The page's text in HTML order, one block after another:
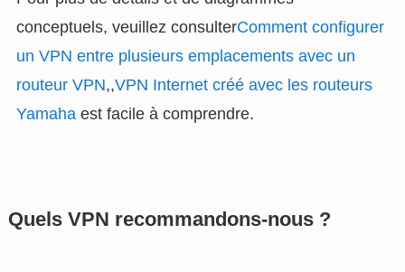
conceptuels, veuillez consulterComment configurer
un VPN entre plusieurs emplacements avec un
routeur VPN,,VPN Internet créé avec les routeurs
Yamahaest facile à comprendre.
Quels VPN recommandons-nous ?